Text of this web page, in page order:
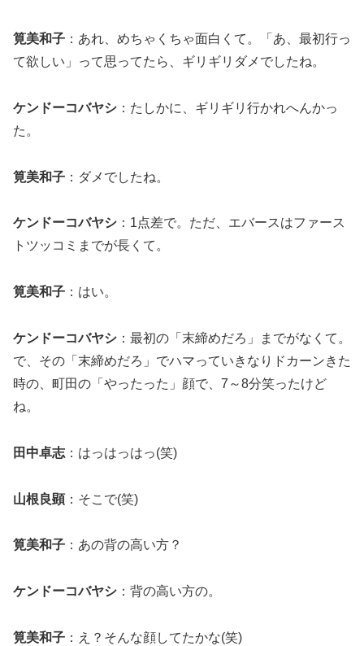
筧美和子 ：あれ、めちゃくちゃ面白くて。「あ、最初行っ
て欲しい」って思ってたら、ギリギリダメでしたね。
ケンドーコバヤシ ：たしかに、ギリギリ行かれへんかっ
た。
筧美和子 ：ダメでしたね。
ケンドーコバヤシ ：1点差で。ただ、エバースはファース
トツッコミまでが長くて。
筧美和子 ：はい。
ケンドーコバヤシ ：最初の「末締めだろ」までがなくて。
で、その「末締めだろ」でハマっていきなりドカーンきた
時の、町田の「やったった」顔で、7～8分笑ったけど
ね。
田中卓志 ：はっはっはっ(笑)
山根良顕：そこで(笑)
筧美和子 ：あの背の高い方？
ケンドーコバヤシ ：背の高い方の。
筧美和子 ：え？そんな顔してたかな(笑)